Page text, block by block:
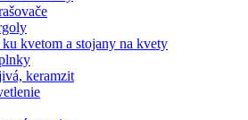
kvetom a stojany na kvety
keramzit